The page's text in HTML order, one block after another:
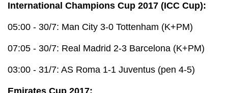
International Champions Cup 2017 (ICC Cup):
05:00 - 30/7: Man City 3-0 Tottenham (K+PM)
07:05 - 30/7: Real Madrid 2-3 Barcelona (K+PM)
03:00 - 31/7: AS Roma 1-1 Juventus (pen 4-5)